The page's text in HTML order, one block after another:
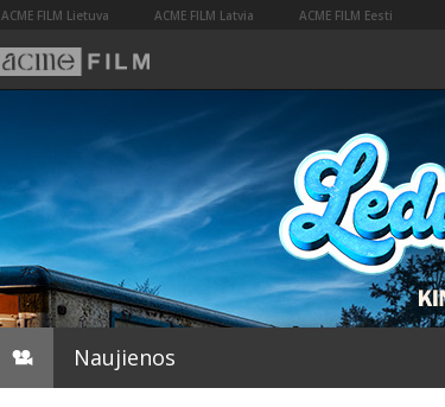
ACME FILM Lietuva ACME FILM Latvia ACME FILM Eesti
Naujienos